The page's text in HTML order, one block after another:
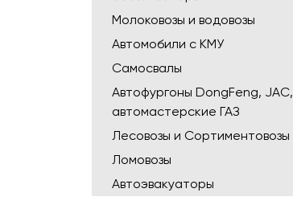
Молоковозы и водовозы
Автомобили с КМУ
Самосвалы
Автофургоны DongFeng, JAC,
автомастерские ГАЗ
Лесовозы и Сортиментовозы
Ломовозы
Автоэвакуаторы